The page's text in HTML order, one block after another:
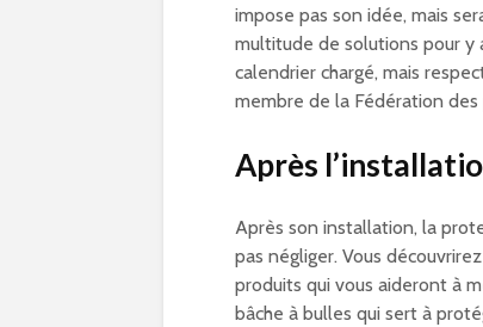
impose pas son idée, mais
multitude de solutions pour y
calendrier chargé, mais
membre de la Fédération
Après
Après son installation, la
pas négliger. Vous
produits qui vous aideront à
bâche à bulles qui sert à